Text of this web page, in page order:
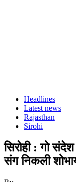
Headlines
Latest news
Rajasthan
Sirohi
सिरोही : गो
संग निकली